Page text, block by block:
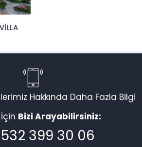
Hakkında Daha Fazla Bilgi
Bizi Arayabilirsiniz:
399 30 06
Vadi Villa Canlı Destek